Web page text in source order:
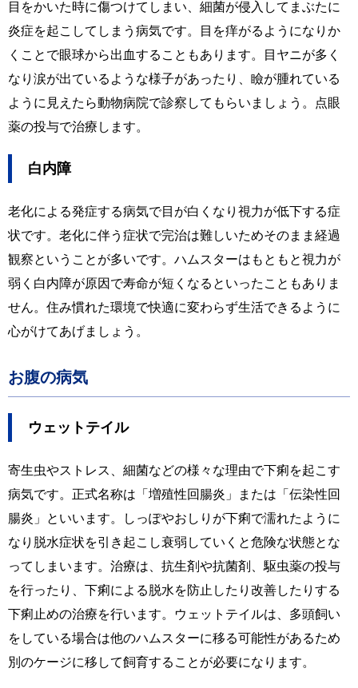
目をかいた時に傷つけてしまい、細菌が侵入してまぶたに
炎症を起こしてしまう病気です。目を痒がるようになりか
くことで眼球から出血することもあります。目ヤニが多く
なり涙が出ているような様子があったり、瞼が腫れている
ように見えたら動物病院で診察してもらいましょう。点眼
薬の投与で治療します。
白内障
老化による発症する病気で目が白くなり視力が低下する症
状です。老化に伴う症状で完治は難しいためそのまま経過
観察ということが多いです。ハムスターはもともと視力が
弱く白内障が原因で寿命が短くなるといったこともありま
せん。住み慣れた環境で快適に変わらず生活できるように
心がけてあげましょう。
お腹の病気
ウェットテイル
寄生虫やストレス、細菌などの様々な理由で下痢を起こす
病気です。正式名称は「増殖性回腸炎」または「伝染性回
腸炎」といいます。しっぽやおしりが下痢で濡れたように
なり脱水症状を引き起こし衰弱していくと危険な状態とな
ってしまいます。治療は、抗生剤や抗菌剤、駆虫薬の投与
を行ったり、下痢による脱水を防止したり改善したりする
下痢止めの治療を行います。ウェットテイルは、多頭飼い
をしている場合は他のハムスターに移る可能性があるため
別のケージに移して飼育することが必要になります。